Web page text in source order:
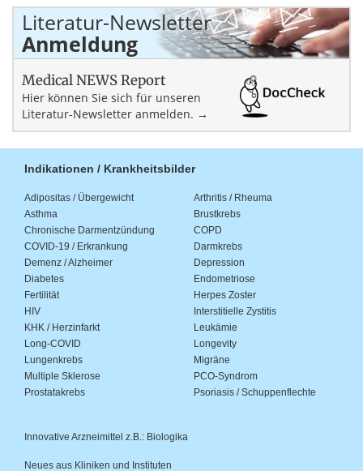
Literatur-Newsletter
Anmeldung
Medical NEWS Report
Hier können Sie sich für unseren
Literatur-Newsletter anmelden. →
Indikationen / Krankheitsbilder
Adipositas / Übergewicht
Arthritis / Rheuma
Asthma
Brustkrebs
Chronische Darmentzündung
COPD
COVID-19 / Erkrankung
Darmkrebs
Demenz / Alzheimer
Depression
Diabetes
Endometriose
Fertilität
Herpes Zoster
HIV
Interstitielle Zystitis
KHK / Herzinfarkt
Leukämie
Long-COVID
Longevity
Lungenkrebs
Migräne
Multiple Sklerose
PCO-Syndrom
Prostatakrebs
Psoriasis / Schuppenflechte
Innovative Arzneimittel z.B.: Biologika
Neues aus Kliniken und Instituten